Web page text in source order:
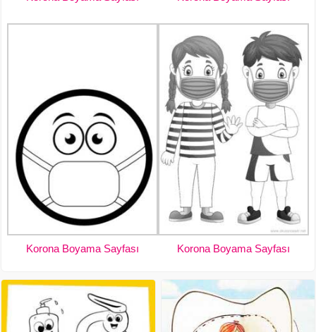
Korona Boyama Sayfası Korona Boyama Sayfası